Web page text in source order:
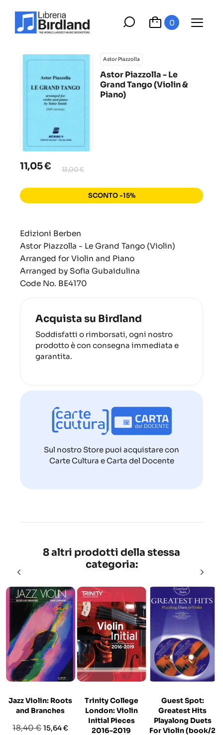
0
Astor Piazzolla
Astor Piazzolla - Le
Grand Tango (Violin &
Piano)
11,05 € 13,00 €
SCONTO -15%
Edizioni Berben
Astor Piazzolla - Le Grand Tango (Violin)
Arranged for Violin and Piano
Arranged by Sofia Gubaidulina
Code No. BE4170
Acquista su Birdland
Soddisfatti o rimborsati, ogni nostro
prodotto è con consegna immediata e
garantita.
Sul nostro Store puoi acquistare con
Carte Cultura e Carta del Docente
8 altri prodotti della stessa
categoria:
Jazz Violin: Roots
and Branches
Prezzo
18,40 €Prezzo
15,64 €
Trinity College
London: Violin
Initial Pieces
2016-2019
Guest Spot:
Greatest Hits
Playalong Duets
For Violin (book/2